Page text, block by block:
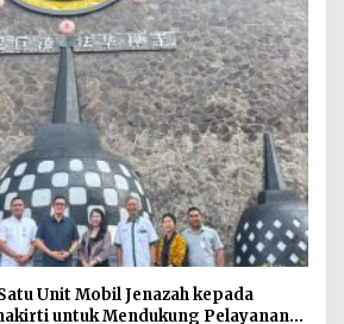
Unit Mobil Jenazah kepada
untuk Mendukung Pelayanan